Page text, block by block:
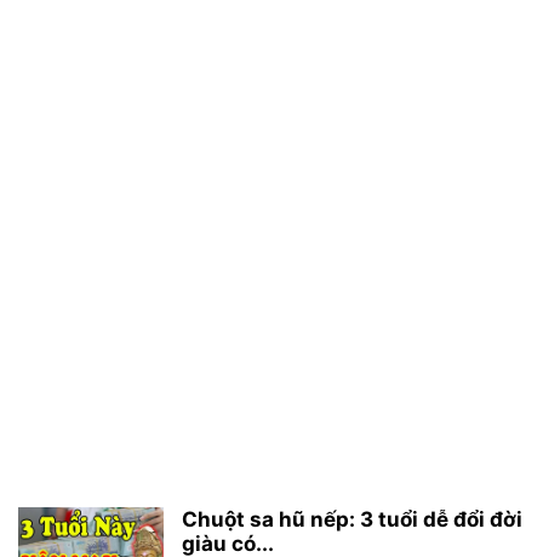
Chuột sa hũ nếp: 3 tuổi dễ đổi đời
giàu có...